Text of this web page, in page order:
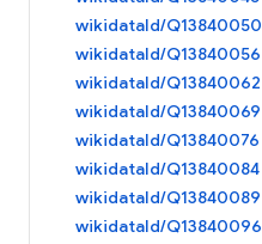
wikidataId/Q13840050
wikidataId/Q13840056
wikidataId/Q13840062
wikidataId/Q13840069
wikidataId/Q13840076
wikidataId/Q13840084
wikidataId/Q13840089
wikidataId/Q13840096